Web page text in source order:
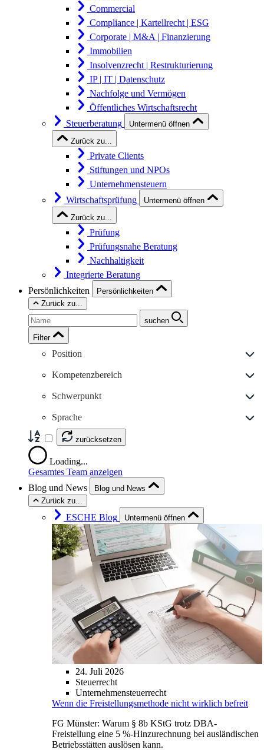
Commercial
Compliance | Kartellrecht | ESG
Corporate | M&A | Finanzierung
Immobilien
Insolvenzrecht | Restrukturierung
IP | IT | Datenschutz
Nachfolge und Vermögen
Öffentliches Wirtschaftsrecht
Steuerberatung
Untermenü öffnen
Zurück zu...
Private Clients
Stiftungen und NPOs
Unternehmensteuern
Wirtschaftsprüfung
Untermenü öffnen
Zurück zu...
Prüfung
Prüfungsnahe Beratung
Nachhaltigkeit
Integrierte Beratung
Persönlichkeiten
Persönlichkeiten
Zurück zu...
suchen
Filter
Position
Kompetenzbereich
Schwerpunkt
Sprache
zurücksetzen
Loading...
Gesamtes Team anzeigen
Blog und News
Blog und News
Zurück zu...
ESCHE Blog Untermenü öffnen
24. Juli 2026
Steuerrecht
Unternehmensteuerrecht
Wenn die Freistellungsmethode nicht wirklich befreit
FG Münster: Warum § 8b KStG trotz DBA-
Freistellung eine 5 %-Hinzurechnung bei ausländischen
Betriebsstätten auslösen kann.